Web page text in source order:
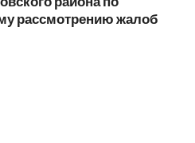
рассмотрению жалоб